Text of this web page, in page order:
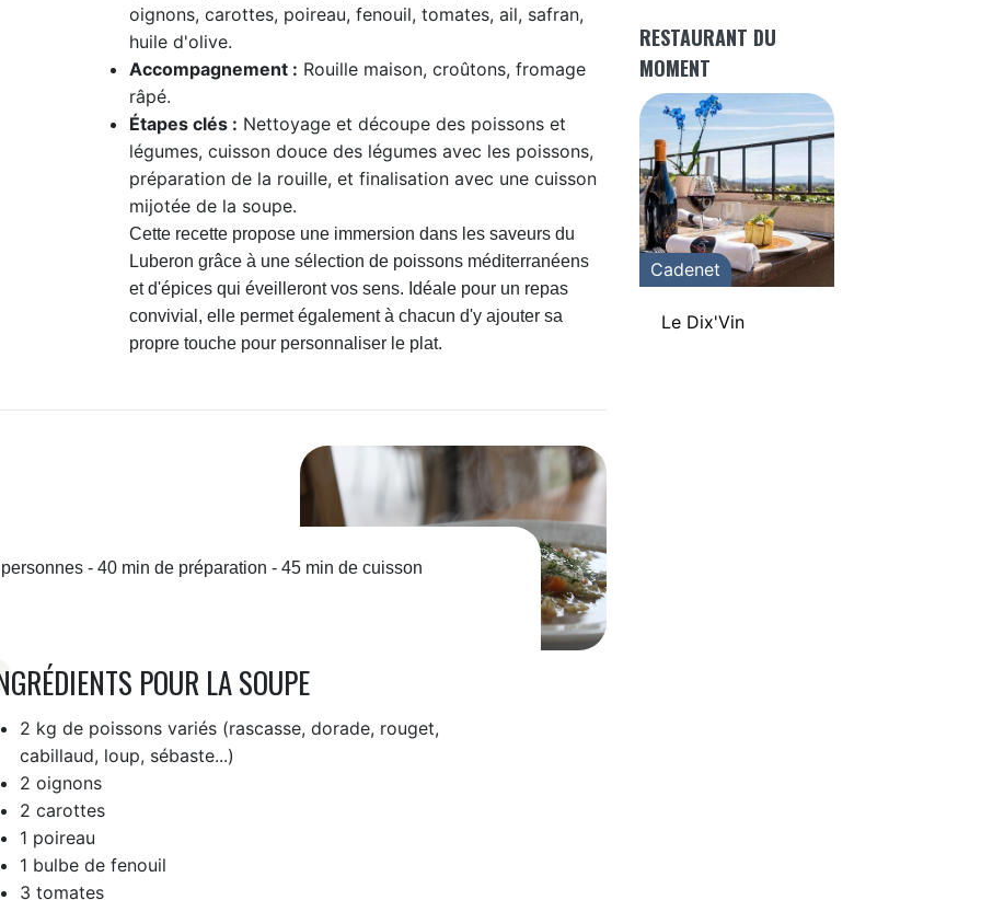
oignons, carottes, poireau, fenouil, tomates, ail, safran,
huile d'olive.
Accompagnement : Rouille maison, croûtons, fromage
râpé.
Étapes clés : Nettoyage et découpe des poissons et
légumes, cuisson douce des légumes avec les poissons,
préparation de la rouille, et finalisation avec une cuisson
mijotée de la soupe.
Cette recette propose une immersion dans les saveurs du
Luberon grâce à une sélection de poissons méditerranéens
et d'épices qui éveilleront vos sens. Idéale pour un repas
convivial, elle permet également à chacun d'y ajouter sa
propre touche pour personnaliser le plat.
- 40 min de préparation - 45 min de cuisson
POUR LA SOUPE
2 kg de poissons variés (rascasse, dorade, rouget,
cabillaud, loup, sébaste...)
2 oignons
2 carottes
1 poireau
1 bulbe de fenouil
3 tomates
RESTAURANT DU
MOMENT
Cadenet
Le Dix'Vin